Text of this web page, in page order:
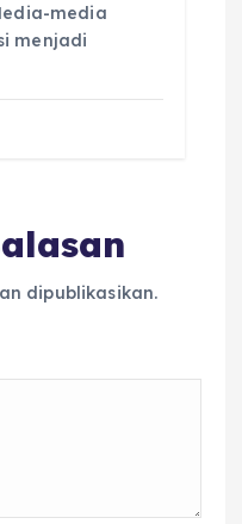
media
menjadi
dipublikasikan.